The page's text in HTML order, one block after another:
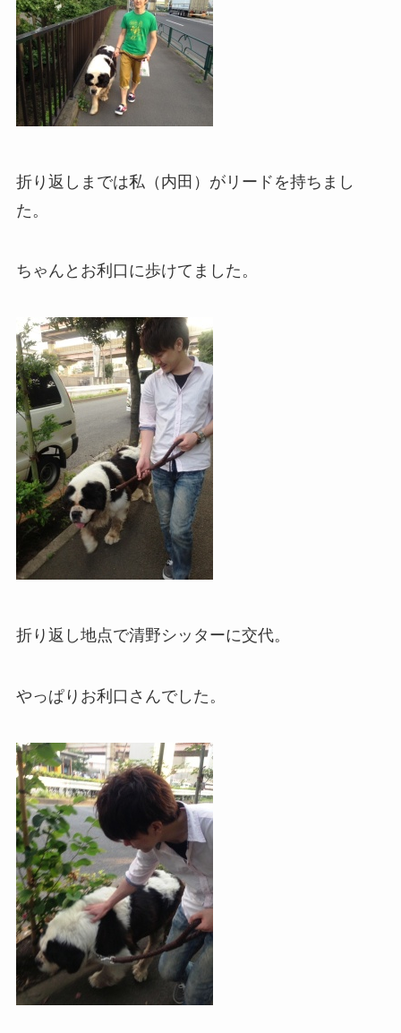
折り返しまでは私（内田）がリードを持ちまし
た。
ちゃんとお利口に歩けてました。
折り返し地点で清野シッターに交代。
やっぱりお利口さんでした。